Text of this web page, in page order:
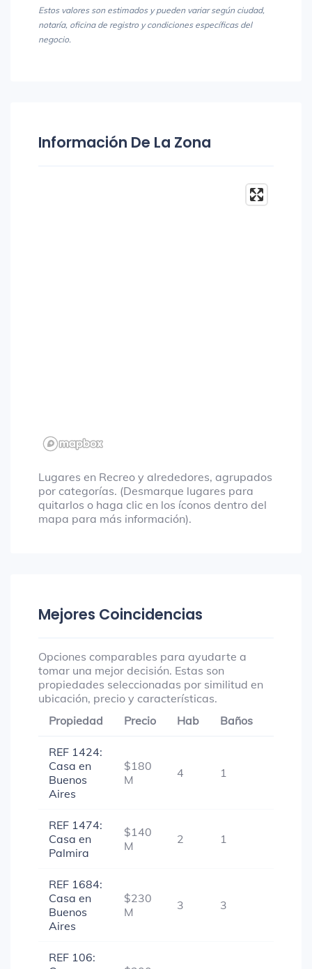
Estos valores son estimados y pueden variar según ciudad,
notaría, oficina de registro y condiciones específicas del
negocio.
Información De La Zona
Lugares en Recreo y alrededores, agrupados
por categorías. (Desmarque lugares para
quitarlos o haga clic en los íconos dentro del
mapa para más información).
Mejores Coincidencias
Opciones comparables para ayudarte a
tomar una mejor decisión. Estas son
propiedades seleccionadas por similitud en
ubicación, precio y características.
Propiedad
Precio Hab Baños
REF 1424:
Casa en
Buenos
Aires
$180
M
4 1
REF 1474:
Casa en
Palmira
$140
M
2 1
REF 1684:
Casa en
Buenos
Aires
$230
M
3 3
REF 106: